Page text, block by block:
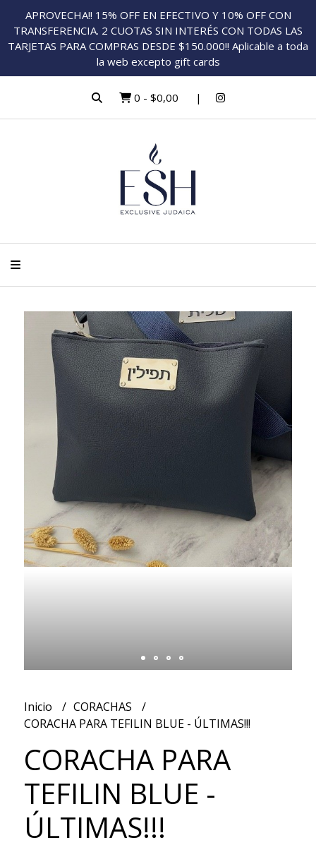
APROVECHA!! 15% OFF EN EFECTIVO Y 10% OFF CON
TRANSFERENCIA. 2 CUOTAS SIN INTERÉS CON TODAS LAS
TARJETAS PARA COMPRAS DESDE $150.000!! Aplicable a toda
la web excepto gift cards
0 - $0,00
Inicio
CORACHAS
CORACHA PARA TEFILIN BLUE - ÚLTIMAS!!!
CORACHA PARA
TEFILIN BLUE -
ÚLTIMAS!!!